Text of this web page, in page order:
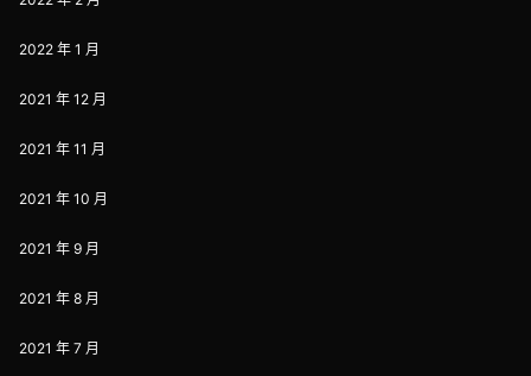
2022 年 1 月
2021 年 12 月
2021 年 11 月
2021 年 10 月
2021 年 9 月
2021 年 8 月
2021 年 7 月